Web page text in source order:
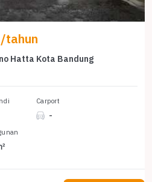
tahun
Hatta Kota Bandung
Carport
-